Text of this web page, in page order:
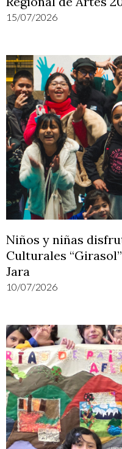
15/07/2026
Niños y niñas
Culturales
Jara
10/07/2026